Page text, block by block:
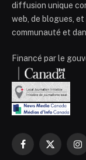
diffusion unique
web, de blogues,
communauté et
Financé par le
Facebook
X